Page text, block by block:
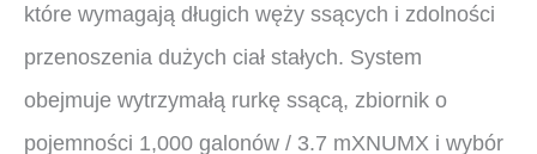
które wymagają długich węży ssących i zdolności
przenoszenia dużych ciał stałych. System
obejmuje wytrzymałą rurkę ssącą, zbiornik o
pojemności 1,000 galonów / 3.7 mXNUMX i wybór